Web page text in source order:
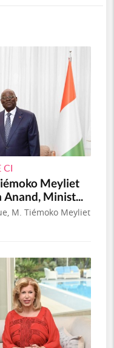
CI
Meyliet
Anand, Minist...
M. Tiémoko Meyliet